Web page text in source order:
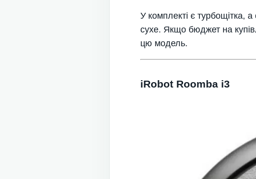
У комплекті є турбощітка,
сухе. Якщо бюджет на
цю модель.
iRobot Roomba i3